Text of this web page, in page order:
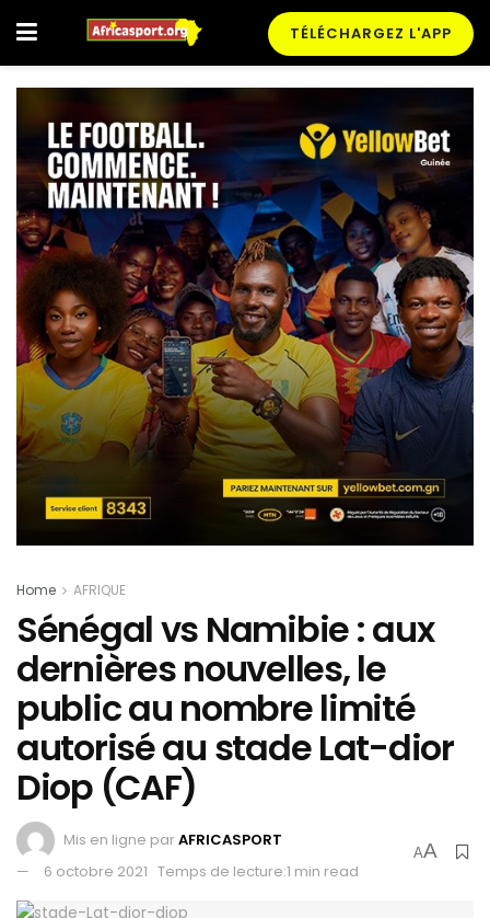
TÉLÉCHARGEZ L'APP
Home AFRIQUE
Sénégal vs Namibie : aux
dernières nouvelles, le
public au nombre limité
autorisé au stade Lat-dior
Diop (CAF)
Mis en ligne parAFRICASPORT
6 octobre 2021 Temps de lecture:1 min read
AA